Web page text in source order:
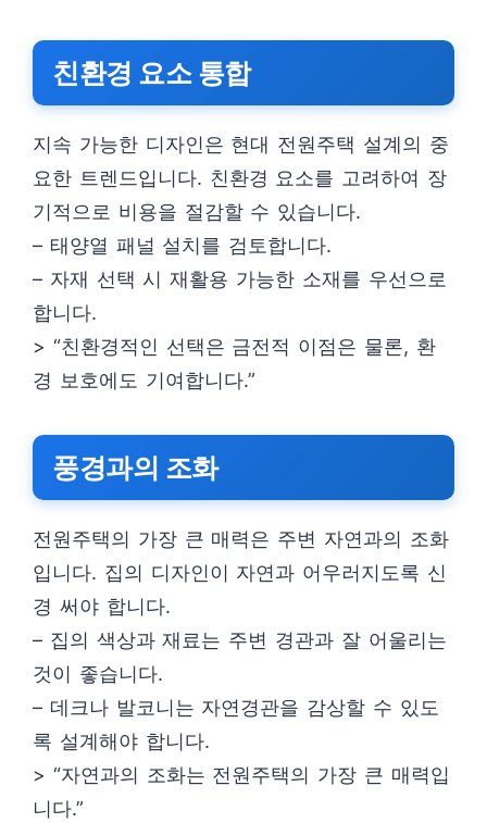
친환경 요소 통합
지속 가능한 디자인은 현대 전원주택 설계의 중
요한 트렌드입니다. 친환경 요소를 고려하여 장
기적으로 비용을 절감할 수 있습니다.
– 태양열 패널 설치를 검토합니다.
– 자재 선택 시 재활용 가능한 소재를 우선으로
합니다.
> “친환경적인 선택은 금전적 이점은 물론, 환
경 보호에도 기여합니다.”
풍경과의 조화
전원주택의 가장 큰 매력은 주변 자연과의 조화
입니다. 집의 디자인이 자연과 어우러지도록 신
경 써야 합니다.
– 집의 색상과 재료는 주변 경관과 잘 어울리는
것이 좋습니다.
– 데크나 발코니는 자연경관을 감상할 수 있도
록 설계해야 합니다.
> “자연과의 조화는 전원주택의 가장 큰 매력입
니다.”